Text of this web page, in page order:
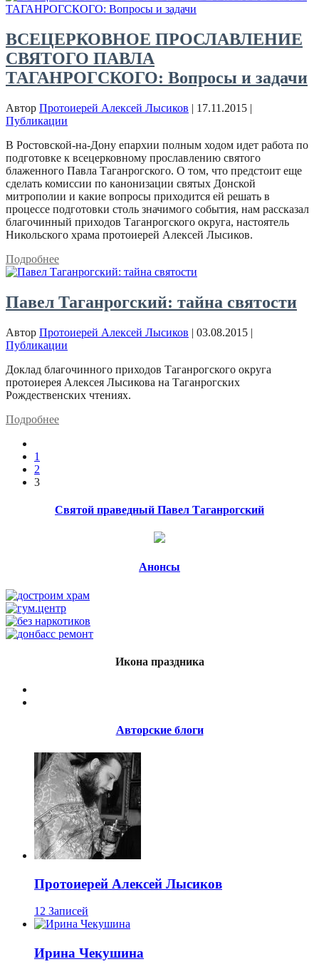
ВСЕЦЕРКОВНОЕ ПРОСЛАВЛЕНИЕ
СВЯТОГО ПАВЛА
ТАГАНРОГСКОГО: Вопросы и задачи
Автор Протоиерей Алексей Лысиков | 17.11.2015 |
Публикации
В Ростовской-на-Дону епархии полным ходом идет работа по
подготовке к всецерковному прославлению святого
блаженного Павла Таганрогского. О том, что предстоит еще
сделать комиссии по канонизации святых Донской
митрополии и какие вопросы приходится ей решать в
процессе подготовки столь значимого события, нам рассказал
благочинный приходов Таганрогского округа, настоятель
Никольского храма протоиерей Алексей Лысиков.
Подробнее
Павел Таганрогский: тайна святости
Автор Протоиерей Алексей Лысиков | 03.08.2015 |
Публикации
Доклад благочинного приходов Таганрогского округа
протоиерея Алексея Лысикова на Таганрогских
Рождественских чтениях.
Подробнее
1
2
3
Святой праведный Павел Таганрогский
Анонсы
Икона праздника
Авторские блоги
Протоиерей Алексей Лысиков
12 Записей
Ирина Чекушина